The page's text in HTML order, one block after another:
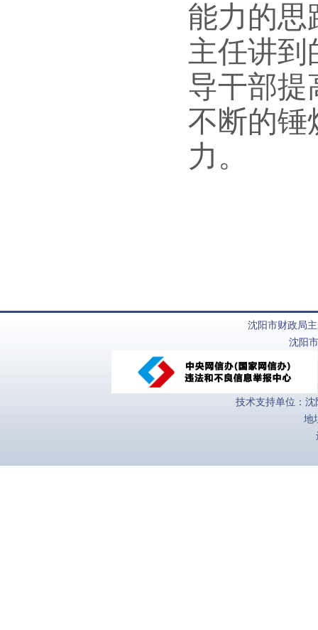
能力的思
主任讲到
导干部提
不断的锤
力。